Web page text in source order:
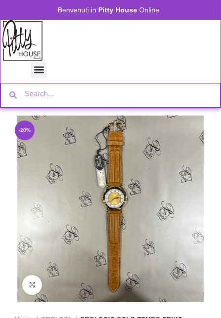
Benvenuti in Pitty House Online
-20%
Click to enlarge